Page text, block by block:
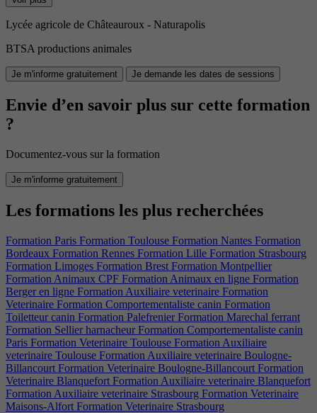
Lycée agricole de Châteauroux - Naturapolis
BTSA productions animales
Je m'informe gratuitement Je demande les dates de sessions
Envie d’en savoir plus sur cette formation
?
Documentez-vous sur la formation
Je m'informe gratuitement
Les formations les plus recherchées
Formation Paris Formation Toulouse Formation Nantes Formation
Bordeaux Formation Rennes Formation Lille Formation Strasbourg
Formation Limoges Formation Brest Formation Montpellier
Formation Animaux CPF Formation Animaux en ligne Formation
Berger en ligne Formation Auxiliaire veterinaire Formation
Veterinaire Formation Comportementaliste canin Formation
Toiletteur canin Formation Palefrenier Formation Marechal ferrant
Formation Sellier harnacheur Formation Comportementaliste canin
Paris Formation Veterinaire Toulouse Formation Auxiliaire
veterinaire Toulouse Formation Auxiliaire veterinaire Boulogne-
Billancourt Formation Veterinaire Boulogne-Billancourt Formation
Veterinaire Blanquefort Formation Auxiliaire veterinaire Blanquefort
Formation Auxiliaire veterinaire Strasbourg Formation Veterinaire
Maisons-Alfort Formation Veterinaire Strasbourg